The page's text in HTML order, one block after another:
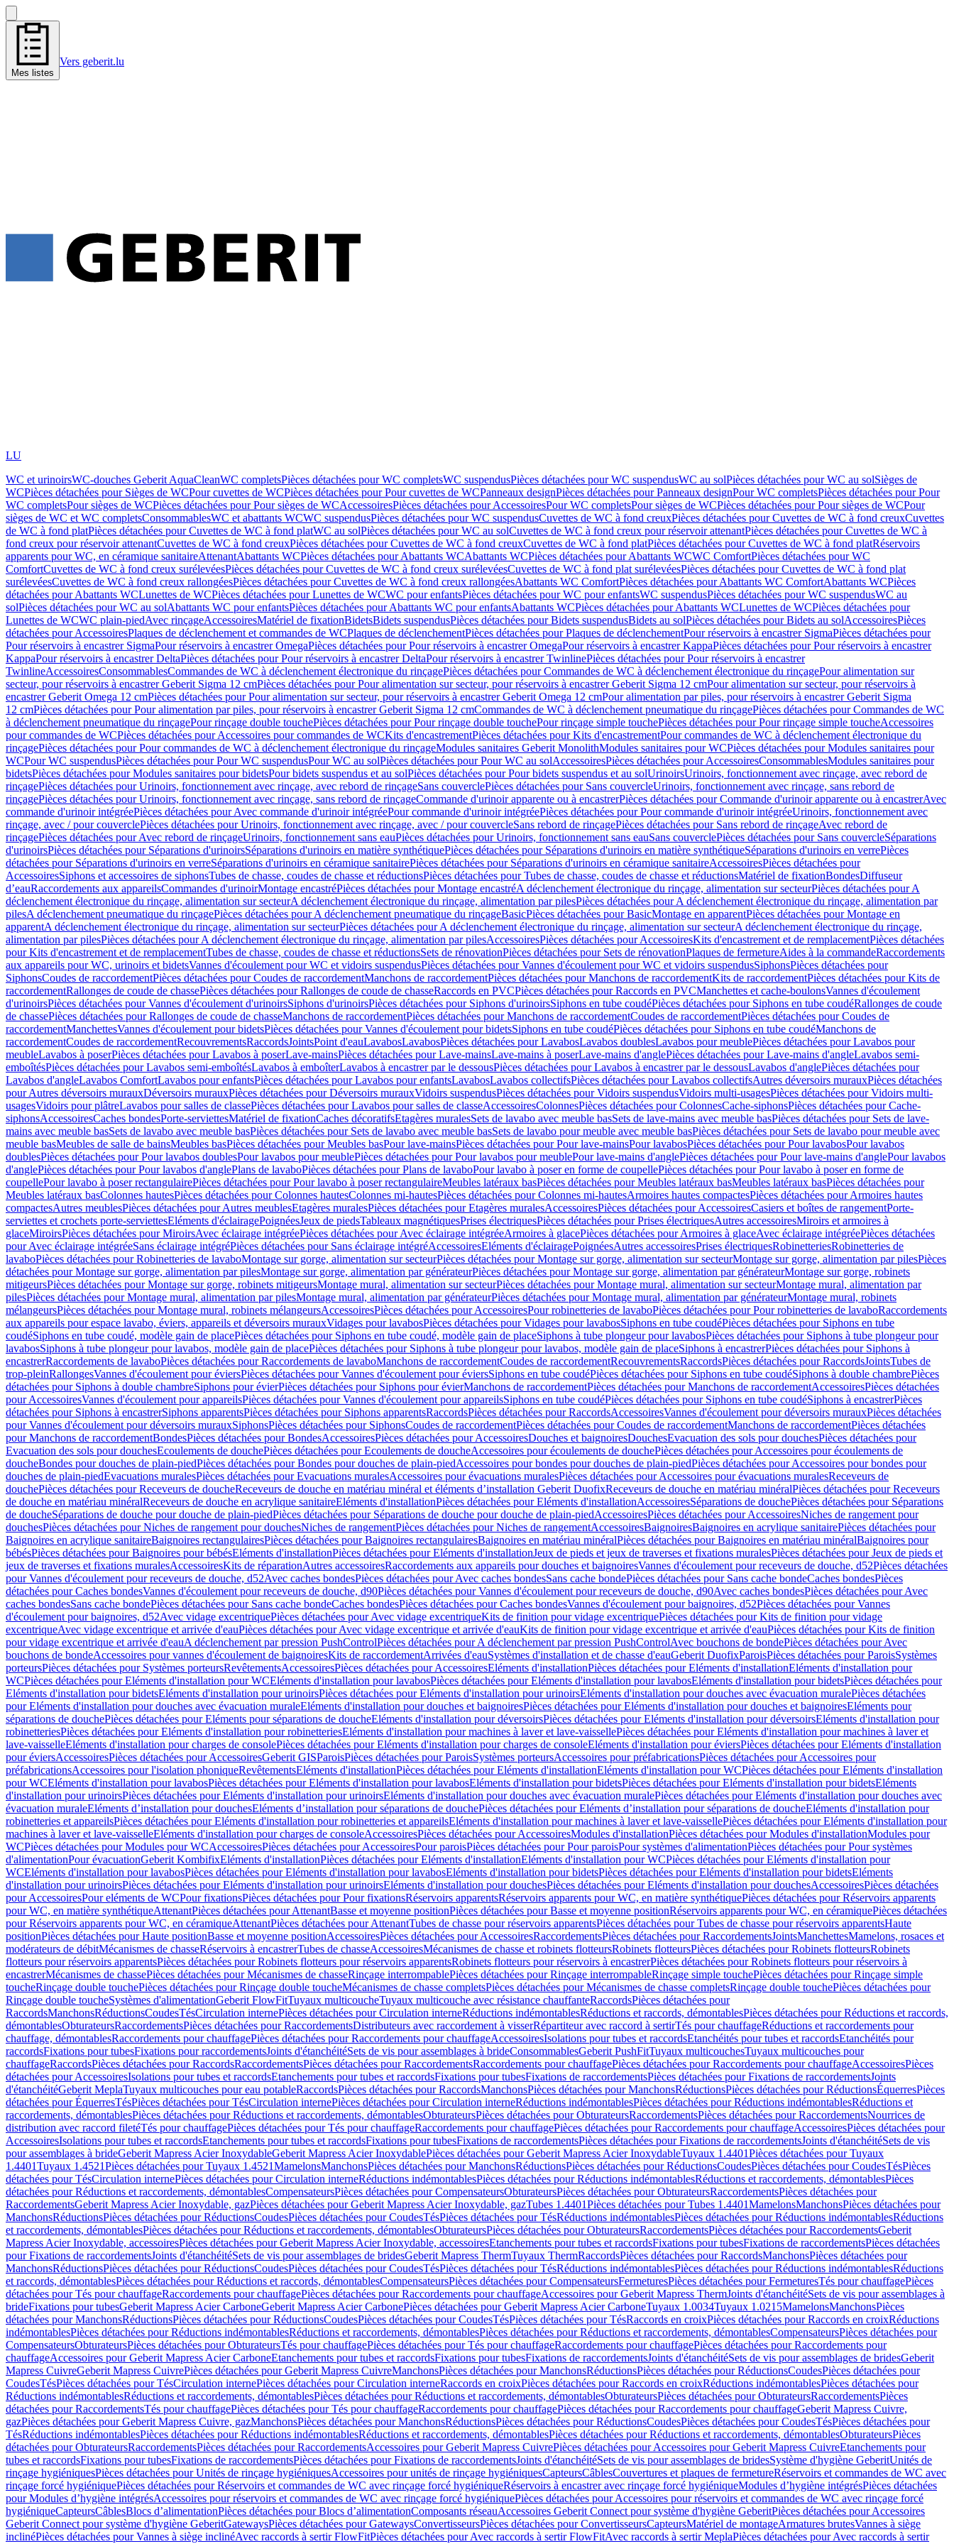
Mes listes
Vers geberit.lu
LU
WC et urinoirsWC-douches Geberit AquaCleanWC completsPièces détachées pour WC completsWC suspendusPièces détachées pour WC suspendusWC au solPièces détachées pour WC au solSièges de
WCPièces détachées pour Sièges de WCPour cuvettes de WCPièces détachées pour Pour cuvettes de WCPanneaux designPièces détachées pour Panneaux designPour WC completsPièces détachées pour Pour
WC completsPour sièges de WCPièces détachées pour Pour sièges de WCAccessoiresPièces détachées pour AccessoiresPour WC completsPour sièges de WCPièces détachées pour Pour sièges de WCPour
sièges de WC et WC completsConsommablesWC et abattants WCWC suspendusPièces détachées pour WC suspendusCuvettes de WC à fond creuxPièces détachées pour Cuvettes de WC à fond creuxCuvettes
de WC à fond platPièces détachées pour Cuvettes de WC à fond platWC au solPièces détachées pour WC au solCuvettes de WC à fond creux pour réservoir attenantPièces détachées pour Cuvettes de WC à
fond creux pour réservoir attenantCuvettes de WC à fond creuxPièces détachées pour Cuvettes de WC à fond creuxCuvettes de WC à fond platPièces détachées pour Cuvettes de WC à fond platRéservoirs
apparents pour WC, en céramique sanitaireAttenantAbattants WCPièces détachées pour Abattants WCAbattants WCPièces détachées pour Abattants WCWC ComfortPièces détachées pour WC
ComfortCuvettes de WC à fond creux surélevéesPièces détachées pour Cuvettes de WC à fond creux surélevéesCuvettes de WC à fond plat surélevéesPièces détachées pour Cuvettes de WC à fond plat
surélevéesCuvettes de WC à fond creux rallongéesPièces détachées pour Cuvettes de WC à fond creux rallongéesAbattants WC ComfortPièces détachées pour Abattants WC ComfortAbattants WCPièces
détachées pour Abattants WCLunettes de WCPièces détachées pour Lunettes de WCWC pour enfantsPièces détachées pour WC pour enfantsWC suspendusPièces détachées pour WC suspendusWC au
solPièces détachées pour WC au solAbattants WC pour enfantsPièces détachées pour Abattants WC pour enfantsAbattants WCPièces détachées pour Abattants WCLunettes de WCPièces détachées pour
Lunettes de WCWC plain-piedAvec rinçageAccessoiresMatériel de fixationBidetsBidets suspendusPièces détachées pour Bidets suspendusBidets au solPièces détachées pour Bidets au solAccessoiresPièces
détachées pour AccessoiresPlaques de déclenchement et commandes de WCPlaques de déclenchementPièces détachées pour Plaques de déclenchementPour réservoirs à encastrer SigmaPièces détachées pour
Pour réservoirs à encastrer SigmaPour réservoirs à encastrer OmegaPièces détachées pour Pour réservoirs à encastrer OmegaPour réservoirs à encastrer KappaPièces détachées pour Pour réservoirs à encastrer
KappaPour réservoirs à encastrer DeltaPièces détachées pour Pour réservoirs à encastrer DeltaPour réservoirs à encastrer TwinlinePièces détachées pour Pour réservoirs à encastrer
TwinlineAccessoiresConsommablesCommandes de WC à déclenchement électronique du rinçagePièces détachées pour Commandes de WC à déclenchement électronique du rinçagePour alimentation sur
secteur, pour réservoirs à encastrer Geberit Sigma 12 cmPièces détachées pour Pour alimentation sur secteur, pour réservoirs à encastrer Geberit Sigma 12 cmPour alimentation sur secteur, pour réservoirs à
encastrer Geberit Omega 12 cmPièces détachées pour Pour alimentation sur secteur, pour réservoirs à encastrer Geberit Omega 12 cmPour alimentation par piles, pour réservoirs à encastrer Geberit Sigma
12 cmPièces détachées pour Pour alimentation par piles, pour réservoirs à encastrer Geberit Sigma 12 cmCommandes de WC à déclenchement pneumatique du rinçagePièces détachées pour Commandes de WC
à déclenchement pneumatique du rinçagePour rinçage double touchePièces détachées pour Pour rinçage double touchePour rinçage simple touchePièces détachées pour Pour rinçage simple toucheAccessoires
pour commandes de WCPièces détachées pour Accessoires pour commandes de WCKits d'encastrementPièces détachées pour Kits d'encastrementPour commandes de WC à déclenchement électronique du
rinçagePièces détachées pour Pour commandes de WC à déclenchement électronique du rinçageModules sanitaires Geberit MonolithModules sanitaires pour WCPièces détachées pour Modules sanitaires pour
WCPour WC suspendusPièces détachées pour Pour WC suspendusPour WC au solPièces détachées pour Pour WC au solAccessoiresPièces détachées pour AccessoiresConsommablesModules sanitaires pour
bidetsPièces détachées pour Modules sanitaires pour bidetsPour bidets suspendus et au solPièces détachées pour Pour bidets suspendus et au solUrinoirsUrinoirs, fonctionnement avec rinçage, avec rebord de
rinçagePièces détachées pour Urinoirs, fonctionnement avec rinçage, avec rebord de rinçageSans couverclePièces détachées pour Sans couvercleUrinoirs, fonctionnement avec rinçage, sans rebord de
rinçagePièces détachées pour Urinoirs, fonctionnement avec rinçage, sans rebord de rinçageCommande d'urinoir apparente ou à encastrerPièces détachées pour Commande d'urinoir apparente ou à encastrerAvec
commande d'urinoir intégréePièces détachées pour Avec commande d'urinoir intégréePour commande d'urinoir intégréePièces détachées pour Pour commande d'urinoir intégréeUrinoirs, fonctionnement avec
rinçage, avec / pour couverclePièces détachées pour Urinoirs, fonctionnement avec rinçage, avec / pour couvercleSans rebord de rinçagePièces détachées pour Sans rebord de rinçageAvec rebord de
rinçagePièces détachées pour Avec rebord de rinçageUrinoirs, fonctionnement sans eauPièces détachées pour Urinoirs, fonctionnement sans eauSans couverclePièces détachées pour Sans couvercleSéparations
d'urinoirsPièces détachées pour Séparations d'urinoirsSéparations d'urinoirs en matière synthétiquePièces détachées pour Séparations d'urinoirs en matière synthétiqueSéparations d'urinoirs en verrePièces
détachées pour Séparations d'urinoirs en verreSéparations d'urinoirs en céramique sanitairePièces détachées pour Séparations d'urinoirs en céramique sanitaireAccessoiresPièces détachées pour
AccessoiresSiphons et accessoires de siphonsTubes de chasse, coudes de chasse et réductionsPièces détachées pour Tubes de chasse, coudes de chasse et réductionsMatériel de fixationBondesDiffuseur
d’eauRaccordements aux appareilsCommandes d'urinoirMontage encastréPièces détachées pour Montage encastréA déclenchement électronique du rinçage, alimentation sur secteurPièces détachées pour A
déclenchement électronique du rinçage, alimentation sur secteurA déclenchement électronique du rinçage, alimentation par pilesPièces détachées pour A déclenchement électronique du rinçage, alimentation par
pilesA déclenchement pneumatique du rinçagePièces détachées pour A déclenchement pneumatique du rinçageBasicPièces détachées pour BasicMontage en apparentPièces détachées pour Montage en
apparentA déclenchement électronique du rinçage, alimentation sur secteurPièces détachées pour A déclenchement électronique du rinçage, alimentation sur secteurA déclenchement électronique du rinçage,
alimentation par pilesPièces détachées pour A déclenchement électronique du rinçage, alimentation par pilesAccessoiresPièces détachées pour AccessoiresKits d'encastrement et de remplacementPièces détachées
pour Kits d'encastrement et de remplacementTubes de chasse, coudes de chasse et réductionsSets de rénovationPièces détachées pour Sets de rénovationPlaques de fermetureAides à la commandeRaccordements
aux appareils pour WC, urinoirs et bidetsVannes d'écoulement pour WC et vidoirs suspendusPièces détachées pour Vannes d'écoulement pour WC et vidoirs suspendusSiphonsPièces détachées pour
SiphonsCoudes de raccordementPièces détachées pour Coudes de raccordementManchons de raccordementPièces détachées pour Manchons de raccordementKits de raccordementPièces détachées pour Kits de
raccordementRallonges de coude de chassePièces détachées pour Rallonges de coude de chasseRaccords en PVCPièces détachées pour Raccords en PVCManchettes et cache-boulonsVannes d'écoulement
d'urinoirsPièces détachées pour Vannes d'écoulement d'urinoirsSiphons d'urinoirsPièces détachées pour Siphons d'urinoirsSiphons en tube coudéPièces détachées pour Siphons en tube coudéRallonges de coude
de chassePièces détachées pour Rallonges de coude de chasseManchons de raccordementPièces détachées pour Manchons de raccordementCoudes de raccordementPièces détachées pour Coudes de
raccordementManchettesVannes d'écoulement pour bidetsPièces détachées pour Vannes d'écoulement pour bidetsSiphons en tube coudéPièces détachées pour Siphons en tube coudéManchons de
raccordementCoudes de raccordementRecouvrementsRaccordsJointsPoint d'eauLavabosLavabosPièces détachées pour LavabosLavabos doublesLavabos pour meublePièces détachées pour Lavabos pour
meubleLavabos à poserPièces détachées pour Lavabos à poserLave-mainsPièces détachées pour Lave-mainsLave-mains à poserLave-mains d'anglePièces détachées pour Lave-mains d'angleLavabos semi-
emboîtésPièces détachées pour Lavabos semi-emboîtésLavabos à emboîterLavabos à encastrer par le dessousPièces détachées pour Lavabos à encastrer par le dessousLavabos d'anglePièces détachées pour
Lavabos d'angleLavabos ComfortLavabos pour enfantsPièces détachées pour Lavabos pour enfantsLavabosLavabos collectifsPièces détachées pour Lavabos collectifsAutres déversoirs murauxPièces détachées
pour Autres déversoirs murauxDéversoirs murauxPièces détachées pour Déversoirs murauxVidoirs suspendusPièces détachées pour Vidoirs suspendusVidoirs multi-usagesPièces détachées pour Vidoirs multi-
usagesVidoirs pour plâtreLavabos pour salles de classePièces détachées pour Lavabos pour salles de classeAccessoiresColonnesPièces détachées pour ColonnesCache-siphonsPièces détachées pour Cache-
siphonsAccessoiresCaches bondesPorte-serviettesMatériel de fixationCaches décoratifsEtagères muralesSets de lavabo avec meuble basSets de lave-mains avec meuble basPièces détachées pour Sets de lave-
mains avec meuble basSets de lavabo avec meuble basPièces détachées pour Sets de lavabo avec meuble basSets de lavabo pour meuble avec meuble basPièces détachées pour Sets de lavabo pour meuble avec
meuble basMeubles de salle de bainsMeubles basPièces détachées pour Meubles basPour lave-mainsPièces détachées pour Pour lave-mainsPour lavabosPièces détachées pour Pour lavabosPour lavabos
doublesPièces détachées pour Pour lavabos doublesPour lavabos pour meublePièces détachées pour Pour lavabos pour meublePour lave-mains d'anglePièces détachées pour Pour lave-mains d'anglePour lavabos
d'anglePièces détachées pour Pour lavabos d'anglePlans de lavaboPièces détachées pour Plans de lavaboPour lavabo à poser en forme de coupellePièces détachées pour Pour lavabo à poser en forme de
coupellePour lavabo à poser rectangulairePièces détachées pour Pour lavabo à poser rectangulaireMeubles latéraux basPièces détachées pour Meubles latéraux basMeubles latéraux basPièces détachées pour
Meubles latéraux basColonnes hautesPièces détachées pour Colonnes hautesColonnes mi-hautesPièces détachées pour Colonnes mi-hautesArmoires hautes compactesPièces détachées pour Armoires hautes
compactesAutres meublesPièces détachées pour Autres meublesEtagères muralesPièces détachées pour Etagères muralesAccessoiresPièces détachées pour AccessoiresCasiers et boîtes de rangementPorte-
serviettes et crochets porte-serviettesEléments d'éclairagePoignéesJeux de piedsTableaux magnétiquesPrises électriquesPièces détachées pour Prises électriquesAutres accessoiresMiroirs et armoires à
glaceMiroirsPièces détachées pour MiroirsAvec éclairage intégréePièces détachées pour Avec éclairage intégréeArmoires à glacePièces détachées pour Armoires à glaceAvec éclairage intégréePièces détachées
pour Avec éclairage intégréeSans éclairage intégréPièces détachées pour Sans éclairage intégréAccessoiresEléments d'éclairagePoignéesAutres accessoiresPrises électriquesRobinetteriesRobinetteries de
lavaboPièces détachées pour Robinetteries de lavaboMontage sur gorge, alimentation sur secteurPièces détachées pour Montage sur gorge, alimentation sur secteurMontage sur gorge, alimentation par pilesPièces
détachées pour Montage sur gorge, alimentation par pilesMontage sur gorge, alimentation par générateurPièces détachées pour Montage sur gorge, alimentation par générateurMontage sur gorge, robinets
mitigeursPièces détachées pour Montage sur gorge, robinets mitigeursMontage mural, alimentation sur secteurPièces détachées pour Montage mural, alimentation sur secteurMontage mural, alimentation par
pilesPièces détachées pour Montage mural, alimentation par pilesMontage mural, alimentation par générateurPièces détachées pour Montage mural, alimentation par générateurMontage mural, robinets
mélangeursPièces détachées pour Montage mural, robinets mélangeursAccessoiresPièces détachées pour AccessoiresPour robinetteries de lavaboPièces détachées pour Pour robinetteries de lavaboRaccordements
aux appareils pour espace lavabo, éviers, appareils et déversoirs murauxVidages pour lavabosPièces détachées pour Vidages pour lavabosSiphons en tube coudéPièces détachées pour Siphons en tube
coudéSiphons en tube coudé, modèle gain de placePièces détachées pour Siphons en tube coudé, modèle gain de placeSiphons à tube plongeur pour lavabosPièces détachées pour Siphons à tube plongeur pour
lavabosSiphons à tube plongeur pour lavabos, modèle gain de placePièces détachées pour Siphons à tube plongeur pour lavabos, modèle gain de placeSiphons à encastrerPièces détachées pour Siphons à
encastrerRaccordements de lavaboPièces détachées pour Raccordements de lavaboManchons de raccordementCoudes de raccordementRecouvrementsRaccordsPièces détachées pour RaccordsJointsTubes de
trop-pleinRallongesVannes d'écoulement pour éviersPièces détachées pour Vannes d'écoulement pour éviersSiphons en tube coudéPièces détachées pour Siphons en tube coudéSiphons à double chambrePièces
détachées pour Siphons à double chambreSiphons pour évierPièces détachées pour Siphons pour évierManchons de raccordementPièces détachées pour Manchons de raccordementAccessoiresPièces détachées
pour AccessoiresVannes d'écoulement pour appareilsPièces détachées pour Vannes d'écoulement pour appareilsSiphons en tube coudéPièces détachées pour Siphons en tube coudéSiphons à encastrerPièces
détachées pour Siphons à encastrerSiphons apparentsPièces détachées pour Siphons apparentsRaccordsPièces détachées pour RaccordsAccessoiresVannes d'écoulement pour déversoirs murauxPièces détachées
pour Vannes d'écoulement pour déversoirs murauxSiphonsPièces détachées pour SiphonsCoudes de raccordementPièces détachées pour Coudes de raccordementManchons de raccordementPièces détachées
pour Manchons de raccordementBondesPièces détachées pour BondesAccessoiresPièces détachées pour AccessoiresDouches et baignoiresDouchesEvacuation des sols pour douchesPièces détachées pour
Evacuation des sols pour douchesEcoulements de douchePièces détachées pour Ecoulements de doucheAccessoires pour écoulements de douchePièces détachées pour Accessoires pour écoulements de
doucheBondes pour douches de plain-piedPièces détachées pour Bondes pour douches de plain-piedAccessoires pour bondes pour douches de plain-piedPièces détachées pour Accessoires pour bondes pour
douches de plain-piedEvacuations muralesPièces détachées pour Evacuations muralesAccessoires pour évacuations muralesPièces détachées pour Accessoires pour évacuations muralesReceveurs de
douchePièces détachées pour Receveurs de doucheReceveurs de douche en matériau minéral et éléments d’installation Geberit DuofixReceveurs de douche en matériau minéralPièces détachées pour Receveurs
de douche en matériau minéralReceveurs de douche en acrylique sanitaireEléments d'installationPièces détachées pour Eléments d'installationAccessoiresSéparations de douchePièces détachées pour Séparations
de doucheSéparations de douche pour douche de plain-piedPièces détachées pour Séparations de douche pour douche de plain-piedAccessoiresPièces détachées pour AccessoiresNiches de rangement pour
douchesPièces détachées pour Niches de rangement pour douchesNiches de rangementPièces détachées pour Niches de rangementAccessoiresBaignoiresBaignoires en acrylique sanitairePièces détachées pour
Baignoires en acrylique sanitaireBaignoires rectangulairesPièces détachées pour Baignoires rectangulairesBaignoires en matériau minéralPièces détachées pour Baignoires en matériau minéralBaignoires pour
bébésPièces détachées pour Baignoires pour bébésEléments d'installationPièces détachées pour Eléments d'installationJeux de pieds et jeux de traverses et fixations muralesPièces détachées pour Jeux de pieds et
jeux de traverses et fixations muralesAccessoiresKits de réparationAutres accessoiresRaccordements aux appareils pour douches et baignoiresVannes d'écoulement pour receveurs de douche, d52Pièces détachées
pour Vannes d'écoulement pour receveurs de douche, d52Avec caches bondesPièces détachées pour Avec caches bondesSans cache bondePièces détachées pour Sans cache bondeCaches bondesPièces
détachées pour Caches bondesVannes d'écoulement pour receveurs de douche, d90Pièces détachées pour Vannes d'écoulement pour receveurs de douche, d90Avec caches bondesPièces détachées pour Avec
caches bondesSans cache bondePièces détachées pour Sans cache bondeCaches bondesPièces détachées pour Caches bondesVannes d'écoulement pour baignoires, d52Pièces détachées pour Vannes
d'écoulement pour baignoires, d52Avec vidage excentriquePièces détachées pour Avec vidage excentriqueKits de finition pour vidage excentriquePièces détachées pour Kits de finition pour vidage
excentriqueAvec vidage excentrique et arrivée d'eauPièces détachées pour Avec vidage excentrique et arrivée d'eauKits de finition pour vidage excentrique et arrivée d'eauPièces détachées pour Kits de finition
pour vidage excentrique et arrivée d'eauA déclenchement par pression PushControlPièces détachées pour A déclenchement par pression PushControlAvec bouchons de bondePièces détachées pour Avec
bouchons de bondeAccessoires pour vannes d'écoulement de baignoiresKits de raccordementArrivées d'eauSystèmes d'installation et de chasse d'eauGeberit DuofixParoisPièces détachées pour ParoisSystèmes
porteursPièces détachées pour Systèmes porteursRevêtementsAccessoiresPièces détachées pour AccessoiresEléments d'installationPièces détachées pour Eléments d'installationEléments d'installation pour
WCPièces détachées pour Eléments d'installation pour WCEléments d'installation pour lavabosPièces détachées pour Eléments d'installation pour lavabosEléments d'installation pour bidetsPièces détachées pour
Eléments d'installation pour bidetsEléments d'installation pour urinoirsPièces détachées pour Eléments d'installation pour urinoirsEléments d'installation pour douches avec évacuation muralePièces détachées
pour Eléments d'installation pour douches avec évacuation muraleEléments d'installation pour douches et baignoiresPièces détachées pour Eléments d'installation pour douches et baignoiresEléments pour
séparations de douchePièces détachées pour Eléments pour séparations de doucheEléments d'installation pour déversoirsPièces détachées pour Eléments d'installation pour déversoirsEléments d'installation pour
robinetteriesPièces détachées pour Eléments d'installation pour robinetteriesEléments d'installation pour machines à laver et lave-vaissellePièces détachées pour Eléments d'installation pour machines à laver et
lave-vaisselleEléments d'installation pour charges de consolePièces détachées pour Eléments d'installation pour charges de consoleEléments d'installation pour éviersPièces détachées pour Eléments d'installation
pour éviersAccessoiresPièces détachées pour AccessoiresGeberit GISParoisPièces détachées pour ParoisSystèmes porteursAccessoires pour préfabricationsPièces détachées pour Accessoires pour
préfabricationsAccessoires pour l'isolation phoniqueRevêtementsEléments d'installationPièces détachées pour Eléments d'installationEléments d'installation pour WCPièces détachées pour Eléments d'installation
pour WCEléments d'installation pour lavabosPièces détachées pour Eléments d'installation pour lavabosEléments d'installation pour bidetsPièces détachées pour Eléments d'installation pour bidetsEléments
d'installation pour urinoirsPièces détachées pour Eléments d'installation pour urinoirsEléments d'installation pour douches avec évacuation muralePièces détachées pour Eléments d'installation pour douches avec
évacuation muraleEléments d’installation pour douchesEléments d’installation pour séparations de douchePièces détachées pour Eléments d’installation pour séparations de doucheEléments d'installation pour
robinetteries et appareilsPièces détachées pour Eléments d'installation pour robinetteries et appareilsEléments d'installation pour machines à laver et lave-vaissellePièces détachées pour Eléments d'installation pour
machines à laver et lave-vaisselleEléments d'installation pour charges de consoleAccessoiresPièces détachées pour AccessoiresModules d'installationPièces détachées pour Modules d'installationModules pour
WCPièces détachées pour Modules pour WCAccessoiresPièces détachées pour AccessoiresPour paroisPièces détachées pour Pour paroisPour systèmes d'alimentationPièces détachées pour Pour systèmes
d'alimentationPour évacuationGeberit KombifixEléments d'installationPièces détachées pour Eléments d'installationEléments d'installation pour WCPièces détachées pour Eléments d'installation pour
WCEléments d'installation pour lavabosPièces détachées pour Eléments d'installation pour lavabosEléments d'installation pour bidetsPièces détachées pour Eléments d'installation pour bidetsEléments
d'installation pour urinoirsPièces détachées pour Eléments d'installation pour urinoirsEléments d'installation pour douchesPièces détachées pour Eléments d'installation pour douchesAccessoiresPièces détachées
pour AccessoiresPour eléments de WCPour fixationsPièces détachées pour Pour fixationsRéservoirs apparentsRéservoirs apparents pour WC, en matière synthétiquePièces détachées pour Réservoirs apparents
pour WC, en matière synthétiqueAttenantPièces détachées pour AttenantBasse et moyenne positionPièces détachées pour Basse et moyenne positionRéservoirs apparents pour WC, en céramiquePièces détachées
pour Réservoirs apparents pour WC, en céramiqueAttenantPièces détachées pour AttenantTubes de chasse pour réservoirs apparentsPièces détachées pour Tubes de chasse pour réservoirs apparentsHaute
positionPièces détachées pour Haute positionBasse et moyenne positionAccessoiresPièces détachées pour AccessoiresRaccordementsPièces détachées pour RaccordementsJointsManchettesMamelons, rosaces et
modérateurs de débitMécanismes de chasseRéservoirs à encastrerTubes de chasseAccessoiresMécanismes de chasse et robinets flotteursRobinets flotteursPièces détachées pour Robinets flotteursRobinets
flotteurs pour réservoirs apparentsPièces détachées pour Robinets flotteurs pour réservoirs apparentsRobinets flotteurs pour réservoirs à encastrerPièces détachées pour Robinets flotteurs pour réservoirs à
encastrerMécanismes de chassePièces détachées pour Mécanismes de chasseRinçage interrompablePièces détachées pour Rinçage interrompableRinçage simple touchePièces détachées pour Rinçage simple
toucheRinçage double touchePièces détachées pour Rinçage double toucheMécanismes de chasse completsPièces détachées pour Mécanismes de chasse completsRinçage double touchePièces détachées pour
Rinçage double toucheSystèmes d'alimentationGeberit FlowFitTuyaux multicoucheTuyaux multicouche avec résistance chauffanteRaccordsPièces détachées pour
RaccordsManchonsRéductionsCoudesTésCirculation internePièces détachées pour Circulation interneRéductions indémontablesRéductions et raccords, démontablesPièces détachées pour Réductions et raccords,
démontablesObturateursRaccordementsPièces détachées pour RaccordementsDistributeurs avec raccordement à visserRépartiteur avec raccord à sertirTés pour chauffageRéductions et raccordements pour
chauffage, démontablesRaccordements pour chauffagePièces détachées pour Raccordements pour chauffageAccessoiresIsolations pour tubes et raccordsEtanchéités pour tubes et raccordsEtanchéités pour
raccordsFixations pour tubesFixations pour raccordementsJoints d'étanchéitéSets de vis pour assemblages à brideConsommablesGeberit PushFitTuyaux multicouchesTuyaux multicouches pour
chauffageRaccordsPièces détachées pour RaccordsRaccordementsPièces détachées pour RaccordementsRaccordements pour chauffagePièces détachées pour Raccordements pour chauffageAccessoiresPièces
détachées pour AccessoiresIsolations pour tubes et raccordsEtanchements pour tubes et raccordsFixations pour tubesFixations de raccordementsPièces détachées pour Fixations de raccordementsJoints
d'étanchéitéGeberit MeplaTuyaux multicouches pour eau potableRaccordsPièces détachées pour RaccordsManchonsPièces détachées pour ManchonsRéductionsPièces détachées pour RéductionsÉquerresPièces
détachées pour ÉquerresTésPièces détachées pour TésCirculation internePièces détachées pour Circulation interneRéductions indémontablesPièces détachées pour Réductions indémontablesRéductions et
raccordements, démontablesPièces détachées pour Réductions et raccordements, démontablesObturateursPièces détachées pour ObturateursRaccordementsPièces détachées pour RaccordementsNourrices de
distribution avec raccord filetéTés pour chauffagePièces détachées pour Tés pour chauffageRaccordements pour chauffagePièces détachées pour Raccordements pour chauffageAccessoiresPièces détachées pour
AccessoiresIsolations pour tubes et raccordsEtanchements pour tubes et raccordsFixations pour tubesFixations de raccordementsPièces détachées pour Fixations de raccordementsJoints d'étanchéitéSets de vis
pour assemblages à brideGeberit Mapress Acier InoxydableGeberit Mapress Acier InoxydablePièces détachées pour Geberit Mapress Acier InoxydableTuyaux 1.4401Pièces détachées pour Tuyaux
1.4401Tuyaux 1.4521Pièces détachées pour Tuyaux 1.4521MamelonsManchonsPièces détachées pour ManchonsRéductionsPièces détachées pour RéductionsCoudesPièces détachées pour CoudesTésPièces
détachées pour TésCirculation internePièces détachées pour Circulation interneRéductions indémontablesPièces détachées pour Réductions indémontablesRéductions et raccordements, démontablesPièces
détachées pour Réductions et raccordements, démontablesCompensateursPièces détachées pour CompensateursObturateursPièces détachées pour ObturateursRaccordementsPièces détachées pour
RaccordementsGeberit Mapress Acier Inoxydable, gazPièces détachées pour Geberit Mapress Acier Inoxydable, gazTubes 1.4401Pièces détachées pour Tubes 1.4401MamelonsManchonsPièces détachées pour
ManchonsRéductionsPièces détachées pour RéductionsCoudesPièces détachées pour CoudesTésPièces détachées pour TésRéductions indémontablesPièces détachées pour Réductions indémontablesRéductions
et raccordements, démontablesPièces détachées pour Réductions et raccordements, démontablesObturateursPièces détachées pour ObturateursRaccordementsPièces détachées pour RaccordementsGeberit
Mapress Acier Inoxydable, accessoiresPièces détachées pour Geberit Mapress Acier Inoxydable, accessoiresEtanchements pour tubes et raccordsFixations pour tubesFixations de raccordementsPièces détachées
pour Fixations de raccordementsJoints d'étanchéitéSets de vis pour assemblages de bridesGeberit Mapress ThermTuyaux ThermRaccordsPièces détachées pour RaccordsManchonsPièces détachées pour
ManchonsRéductionsPièces détachées pour RéductionsCoudesPièces détachées pour CoudesTésPièces détachées pour TésRéductions indémontablesPièces détachées pour Réductions indémontablesRéductions
et raccords, démontablesPièces détachées pour Réductions et raccords, démontablesCompensateursPièces détachées pour CompensateursFermeturesPièces détachées pour FermeturesTés pour chauffagePièces
détachées pour Tés pour chauffageRaccordements pour chauffagePièces détachées pour Raccordements pour chauffageAccessoires pour Geberit Mapress ThermJoints d'étanchéitéSets de vis pour assemblages à
brideFixations pour tubesGeberit Mapress Acier CarboneGeberit Mapress Acier CarbonePièces détachées pour Geberit Mapress Acier CarboneTuyaux 1.0034Tuyaux 1.0215MamelonsManchonsPièces
détachées pour ManchonsRéductionsPièces détachées pour RéductionsCoudesPièces détachées pour CoudesTésPièces détachées pour TésRaccords en croixPièces détachées pour Raccords en croixRéductions
indémontablesPièces détachées pour Réductions indémontablesRéductions et raccordements, démontablesPièces détachées pour Réductions et raccordements, démontablesCompensateursPièces détachées pour
CompensateursObturateursPièces détachées pour ObturateursTés pour chauffagePièces détachées pour Tés pour chauffageRaccordements pour chauffagePièces détachées pour Raccordements pour
chauffageAccessoires pour Geberit Mapress Acier CarboneEtanchements pour tubes et raccordsFixations pour tubesFixations de raccordementsJoints d'étanchéitéSets de vis pour assemblages de bridesGeberit
Mapress CuivreGeberit Mapress CuivrePièces détachées pour Geberit Mapress CuivreManchonsPièces détachées pour ManchonsRéductionsPièces détachées pour RéductionsCoudesPièces détachées pour
CoudesTésPièces détachées pour TésCirculation internePièces détachées pour Circulation interneRaccords en croixPièces détachées pour Raccords en croixRéductions indémontablesPièces détachées pour
Réductions indémontablesRéductions et raccordements, démontablesPièces détachées pour Réductions et raccordements, démontablesObturateursPièces détachées pour ObturateursRaccordementsPièces
détachées pour RaccordementsTés pour chauffagePièces détachées pour Tés pour chauffageRaccordements pour chauffagePièces détachées pour Raccordements pour chauffageGeberit Mapress Cuivre,
gazPièces détachées pour Geberit Mapress Cuivre, gazManchonsPièces détachées pour ManchonsRéductionsPièces détachées pour RéductionsCoudesPièces détachées pour CoudesTésPièces détachées pour
TésRéductions indémontablesPièces détachées pour Réductions indémontablesRéductions et raccordements, démontablesPièces détachées pour Réductions et raccordements, démontablesObturateursPièces
détachées pour ObturateursRaccordementsPièces détachées pour RaccordementsAccessoires pour Geberit Mapress CuivrePièces détachées pour Accessoires pour Geberit Mapress CuivreEtanchements pour
tubes et raccordsFixations pour tubesFixations de raccordementsPièces détachées pour Fixations de raccordementsJoints d'étanchéitéSets de vis pour assemblages de bridesSystème d'hygiène GeberitUnités de
rinçage hygiéniquesPièces détachées pour Unités de rinçage hygiéniquesAccessoires pour unités de rinçage hygiéniquesCapteursCâblesCouvertures et plaques de fermetureRéservoirs et commandes de WC avec
rinçage forcé hygiéniquePièces détachées pour Réservoirs et commandes de WC avec rinçage forcé hygiéniqueRéservoirs à encastrer avec rinçage forcé hygiéniqueModules d’hygiène intégrésPièces détachées
pour Modules d’hygiène intégrésAccessoires pour réservoirs et commandes de WC avec rinçage forcé hygiéniquePièces détachées pour Accessoires pour réservoirs et commandes de WC avec rinçage forcé
hygiéniqueCapteursCâblesBlocs d’alimentationPièces détachées pour Blocs d’alimentationComposants réseauAccessoires Geberit Connect pour système d'hygiène GeberitPièces détachées pour Accessoires
Geberit Connect pour système d'hygiène GeberitGatewaysPièces détachées pour GatewaysConvertisseursPièces détachées pour ConvertisseursCapteursMatériel de montageArmatures brutesVannes à siège
inclinéPièces détachées pour Vannes à siège inclinéAvec raccords à sertir FlowFitPièces détachées pour Avec raccords à sertir FlowFitAvec raccords à sertir MeplaPièces détachées pour Avec raccords à sertir